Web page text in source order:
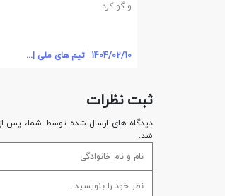
و گو کرد.
1404/02/10 تیم های ملی | روابط عمومی
ثبت نظرات
دیدگاه های ارسال شده توسط شما، پس
شد.